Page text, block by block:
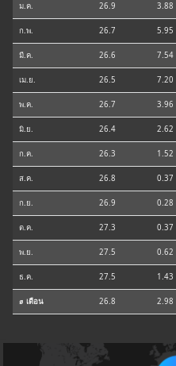
ม.ค. 26.9 3.88
ก.พ. 26.7 5.95
มี.ค. 26.6 7.54
เม.ย. 26.5 7.20
พ.ค. 26.7 3.96
มิ.ย. 26.4 2.62
ก.ค. 26.3 1.52
ส.ค. 26.8 0.37
ก.ย. 26.9 0.28
ต.ค. 27.3 0.37
พ.ย. 27.5 0.62
ธ.ค. 27.5 1.43
⌀ เดือน 26.8 2.98